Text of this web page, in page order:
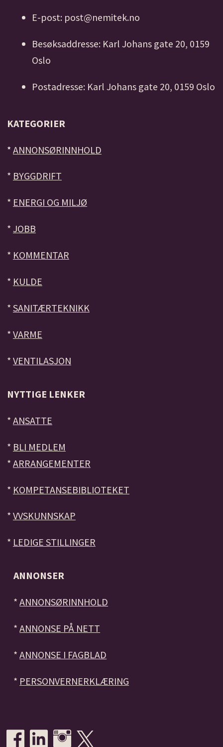
E-post: post@nemitek.no
Besøksaddresse: Karl Johans gate 20, 0159
Oslo
Postadresse: Karl Johans gate 20, 0159 Oslo
KATEGORIER
* ANNONSØRINNHOLD
* BYGGDRIFT
* ENERGI OG MILJØ
* JOBB
* KOMMENTAR
* KULDE
* SANITÆRTEKNIKK
* VARME
* VENTILASJON
NYTTIGE LENKER
* ANSATTE
* BLI MEDLEM
* ARRANGEMENTER
* KOMPETANSEBIBLIOTEKET
* VVSKUNNSKAP
* LEDIGE STILLINGER
ANNONSER
*ANNONSØRINNHOLD
*ANNONSE PÅ NETT
*ANNONSE I FAGBLAD
* PERSONVERNERKLÆRING